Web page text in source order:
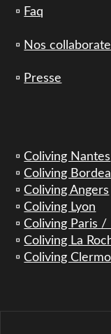
▫️ Faq
▫️ Nos
▫️ Presse
▫️Coliving Nantes
▫️Coliving
▫️Coliving Angers
▫️Coliving Lyon
▫️Coliving Paris /
▫️Coliving La
▫️Coliving